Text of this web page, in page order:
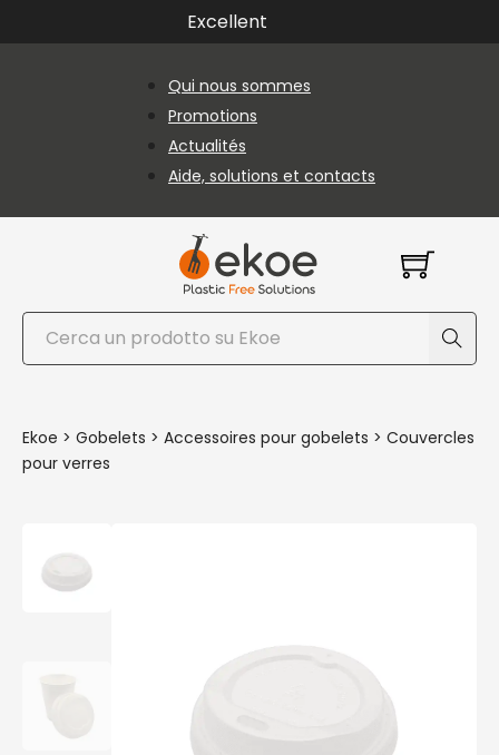
Passer au contenu principal
Passer au pied de page
Excellent
Qui nous sommes
Promotions
Actualités
Aide, solutions et contacts
Rechercher
Ekoe > Gobelets > Accessoires pour gobelets > Couvercles
pour verres